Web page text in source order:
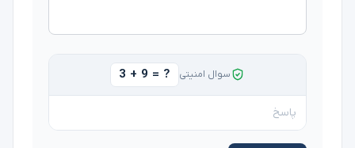
سوال امنیتی 3 + 9 = ?